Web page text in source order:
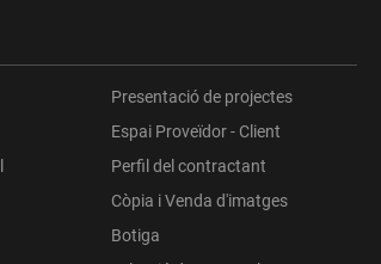
Presentació de projectes
Espai Proveïdor - Client
Perfil del contractant
Còpia i Venda d'imatges
Botiga